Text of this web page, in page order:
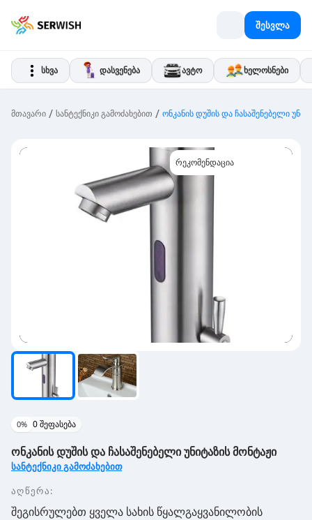
შესვლა
სხვა დასვენება ავტო ხელოსნები
მთავარი / სანტექნიკი გამოძახებით / ონკანის დუშის და ჩასაშენებელი
რეკომენდაცია
0% 0შეფასება
ონკანის დუშის და ჩასაშენებელი უნიტაზის მონტაჟი
სანტექნიკი გამოძახებით
აღწერა:
შეგისრულებთ ყველა სახის წყალგაყვანილობის